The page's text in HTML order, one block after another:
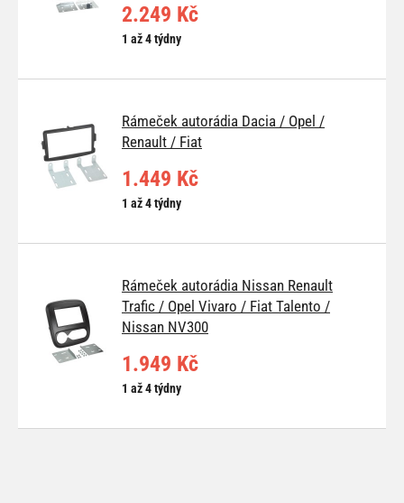
2.249 Kč
1 až 4 týdny
Rámeček autorádia Dacia / Opel /
Renault / Fiat
1.449 Kč
1 až 4 týdny
Rámeček autorádia Nissan Renault
Trafic / Opel Vivaro / Fiat Talento /
Nissan NV300
1.949 Kč
1 až 4 týdny